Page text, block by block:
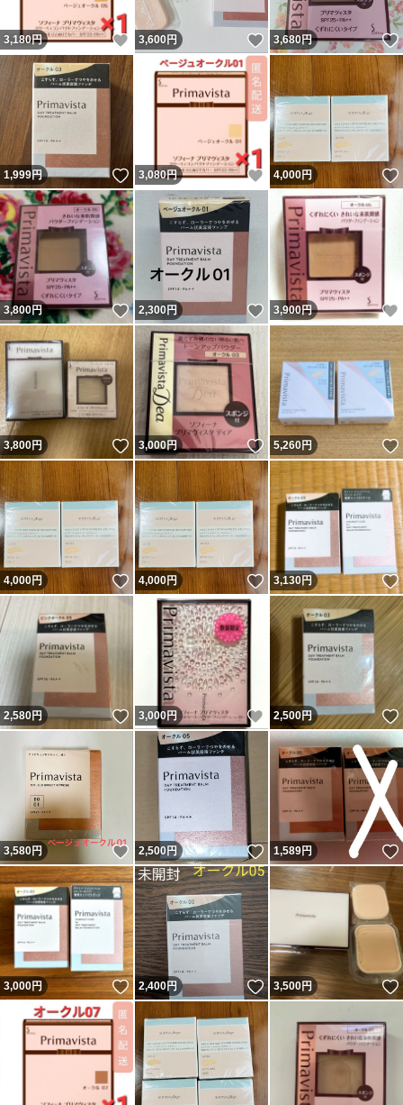
3,180円 いいね！
3,600円 いいね！
3,680円
1,999円 いいね！
3,080円 いいね！
4,000円
3,800円 いいね！
2,300円 いいね！
3,900円
3,800円 いいね！
3,000円 いいね！
5,260円
4,000円 いいね！
4,000円 いいね！
3,130円
2,580円 いいね！
3,000円 いいね！
2,500円
3,580円 いいね！
2,500円 いいね！
1,589円
3,000円 いいね！
2,400円 いいね！
3,500円